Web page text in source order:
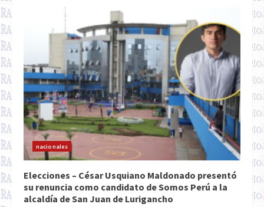
nacionales
Elecciones – César Usquiano Maldonado presentó
su renuncia como candidato de Somos Perú a la
alcaldía de San Juan de Lurigancho